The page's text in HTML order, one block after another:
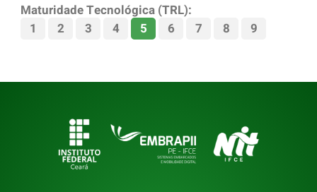
Maturidade Tecnológica (TRL):
1
2 3 4 5 6 7 8 9